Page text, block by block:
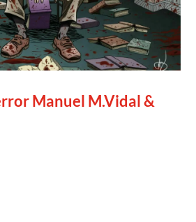
Manuel M.Vidal &